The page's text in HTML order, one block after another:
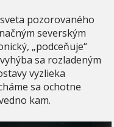
pozorovaného
severským
„podceňuje“
sa rozladeným
vyzlieka
sa ochotne
kam.